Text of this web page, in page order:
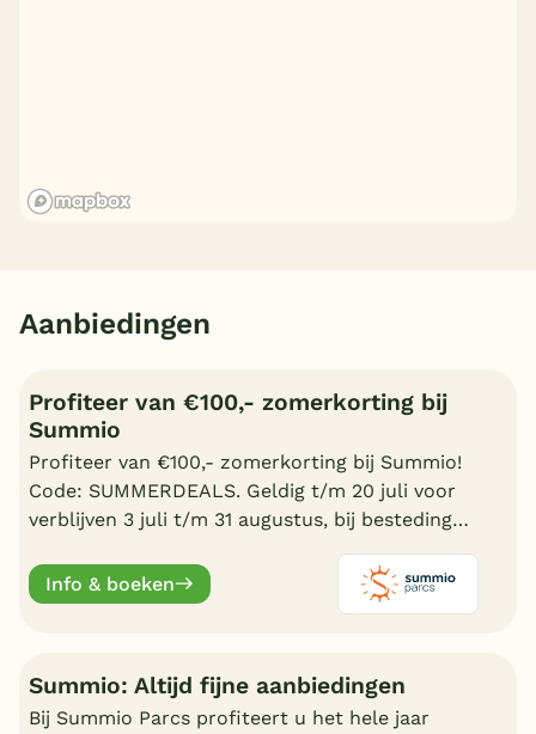
Aanbiedingen
Profiteer van €100,- zomerkorting bij
Summio
Profiteer van €100,- zomerkorting bij Summio!
Code: SUMMERDEALS. Geldig t/m 20 juli voor
verblijven 3 juli t/m 31 augustus, bij besteding
Info & boeken
Summio: Altijd fijne aanbiedingen
Bij Summio Parcs profiteert u het hele jaar